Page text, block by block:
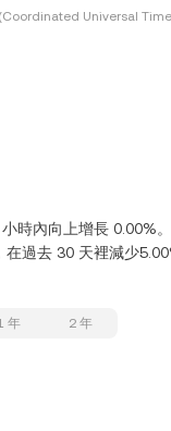
Universal
時內向上增長 0.00%
過去 30 天裡減少
年 2 年